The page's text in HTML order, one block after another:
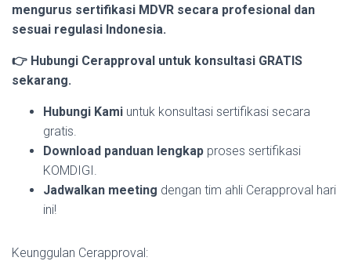
mengurus sertifikasi MDVR secara profesional dan
sesuai regulasi Indonesia.
👉 Hubungi Cerapproval untuk konsultasi GRATIS
sekarang.
Hubungi Kami untuk konsultasi sertifikasi secara
gratis.
Download panduan lengkap proses sertifikasi
KOMDIGI.
Jadwalkan meeting dengan tim ahli Cerapproval hari
ini!
Keunggulan Cerapproval: